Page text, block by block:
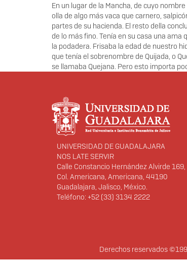
En un lugar de la Mancha, de cuyo
olla de algo más vaca que carnero,
partes de su hacienda. El resto della
de lo más fino. Tenía en su casa una
la podadera. Frisaba la edad de nuestro
que tenía el sobrenombre de Quijada, o
se llamaba Quejana. Pero esto importa
Información del portal
UNIVERSIDAD DE GUADALAJARA
NOS LATE SERVIR
Calle Constancio Hernández Alvirde 169,
Col. Americana, Americana, 44190
Guadalajara, Jalisco, México.
Teléfono: +52 (33) 3134 2222
DerechosDerechos reservados